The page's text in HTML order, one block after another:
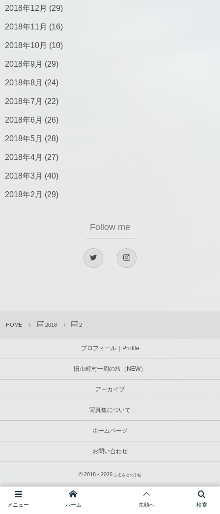
2018年12月 (29)
2018年11月 (16)
2018年10月 (10)
2018年9月 (29)
2018年8月 (24)
2018年7月 (22)
2018年6月 (26)
2018年5月 (28)
2018年4月 (27)
2018年3月 (40)
2018年2月 (29)
Follow me
HOME 2018 2
プロフィール｜Profile
旧市町村一周の旅（NEW）
アーカイブ
写真集について
ホームページ
お問い合わせ
© 2018 - 2026 ふるさとの手帖
メニュー 検索
ホーム 先頭へ